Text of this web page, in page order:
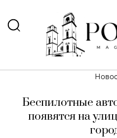
Беспилотные
появятся на